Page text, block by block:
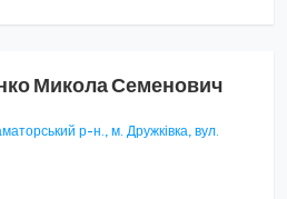
Микола Семенович
р-н., м. Дружківка, вул.